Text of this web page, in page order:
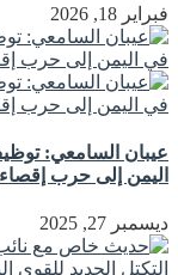
فبراير 18, 2026
عيبان السامعي:
اليمن إلى حرب
ديسمبر 27, 2025